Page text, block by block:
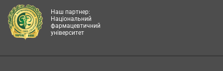
Наш партнер:
Національний
фармацевтичний
університет